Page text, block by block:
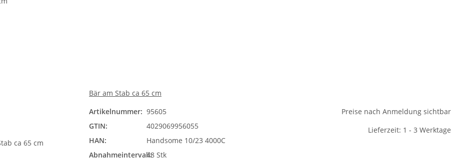
Bär am Stab ca 65 cm
Artikelnummer: 95605
GTIN:
4029069956055
HAN:
Handsome 10/23 4000C
Abnahmeintervall:48 Stk
Preise nach Anmeldung sichtbar
Lieferzeit: 1 - 3 Werktage